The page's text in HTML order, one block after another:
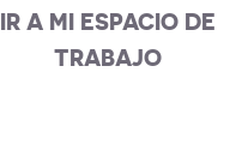
IR A MI ESPACIO DE
TRABAJO